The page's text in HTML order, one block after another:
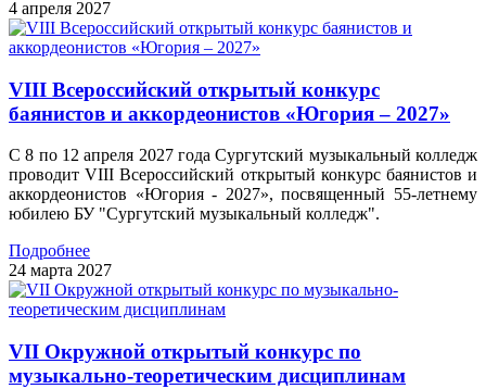
4 апреля 2027
VIII Всероссийский открытый конкурс
баянистов и аккордеонистов «Югория – 2027»
С 8 по 12 апреля 2027 года Сургутский музыкальный колледж
проводит VIII Всероссийский открытый конкурс баянистов и
аккордеонистов «Югория - 2027», посвященный 55-летнему
юбилею БУ "Сургутский музыкальный колледж".
Подробнее
24 марта 2027
VII Окружной открытый конкурс по
музыкально-теоретическим дисциплинам